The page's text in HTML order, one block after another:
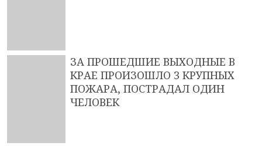
ЗА ПРОШЕДШИЕ ВЫХОДНЫЕ В
КРАЕ ПРОИЗОШЛО 3 КРУПНЫХ
ПОЖАРА, ПОСТРАДАЛ ОДИН
ЧЕЛОВЕК